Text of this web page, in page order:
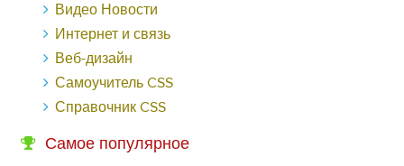
Видео Новости
Интернет и связь
Веб-дизайн
Самоучитель CSS
Справочник CSS
Самое популярное